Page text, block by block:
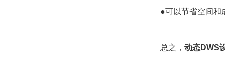
●可以节省空间和
总之， 动态DWS